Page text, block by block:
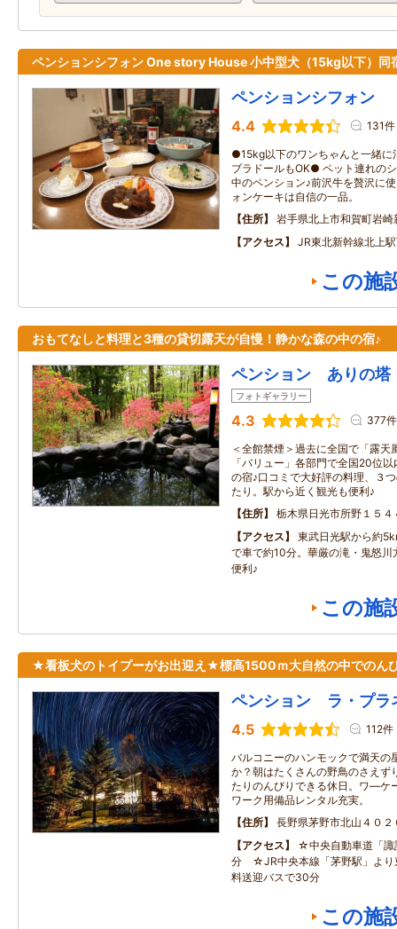
ペンションシフォン One story House 小中型犬（15kg以下）同
ペンションシフォン
4.4 131件
●15kg以下のワンちゃんと一緒に
ブラドールもOK● ペット連れの
中のペンション♪前沢牛を贅沢に
ォンケーキは自信の一品。
住所
岩手県北上市和賀町岩
アクセス
JR東北新幹線北上
この施
おもてなしと料理と3種の貸切露天が自慢！静かな森の中の宿♪
ペンション ありの塔
フォトギャラリー
4.3 377件
＜全館禁煙＞過去に全国で「露天
「バリュー」各部門で全国20位
の宿♪口コミで大好評の料理、３
たり。駅から近く観光も便利♪
住所
栃木県日光市所野１５４
アクセス
東武日光駅から約
で車で約10分。華厳の滝・鬼怒
便利♪
この施
★看板犬のトイプーがお出迎え★標高1500ｍ大自然の中でのん
ペンション ラ・プラ
4.5 112件
バルコニーのハンモックで満天の
か？朝はたくさんの野鳥のさえず
たりのんびりできる休日。ワ―ケ
ワーク用備品レンタル充実。
住所
長野県茅野市北山４０２
アクセス
☆中央自動車道「諏
分 ☆JR中央本線「茅野駅」より
料送迎バスで30分
この施